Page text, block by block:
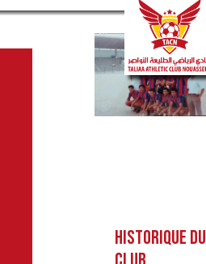
Historique du